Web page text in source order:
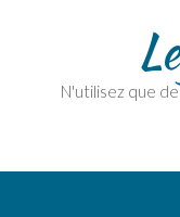
N'utilisez que